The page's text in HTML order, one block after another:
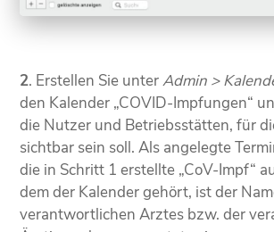
2. Erstellen Sie unterAdmin >
den Kalender „COVID-Impfungen“
die Nutzer und Betriebsstätten, für
sichtbar sein soll. Als angelegte
die in Schritt 1 erstellte „CoV-Impf“
dem der Kalender gehört, ist der
verantwortlichen Arztes bzw. der